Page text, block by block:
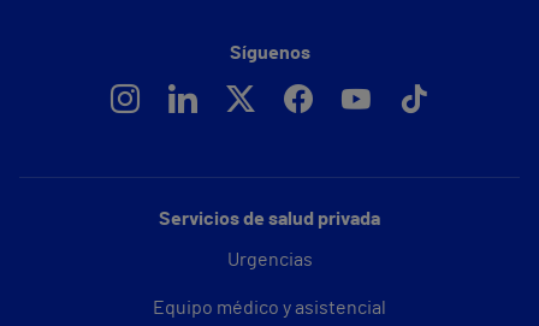
Servicios de salud privada
Urgencias
Equipo médico y asistencial
Síguenos